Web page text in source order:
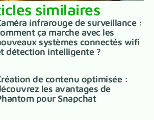
similaires
infrarouge de surveillance :
ça marche avec les
systèmes connectés wifi
détection intelligente ?
de contenu optimisée :
les avantages de
pour Snapchat